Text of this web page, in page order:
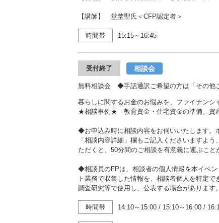
【講師】 堂埜聖氏＜CFP認定者＞
時間帯 15:15～16:45
受付終了 相談会
無料相談会 ◆手話通訳ご希望の方は「その他
暮らしに関するお金のお悩みを、ファイナンシ
★相談事例★ 教育資金・住宅資金の準備、資
◆お申込み時に相談内容をお伺いいたします。
「相談内容詳細」欄もご記入くださいますよ
ただくと、50分間のご相談を有意義に運ぶこと
◆相談員のFPは、相談者の個人情報を本イベ
ト業務で収集した情報を、相談者個人を特定
調査研究等で使用し、公表する場合があります。
時間帯 14:10～15:00 / 15:10～16:00 /